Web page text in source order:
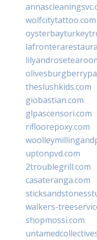
wolfcitytattoo.com
theslushkids.com
giobastian.com
glpascensori.com
rifloorepoxy.com
uptonpvd.com
2troublegrill.com
casateranga.com
walkers-
shopmossi.com